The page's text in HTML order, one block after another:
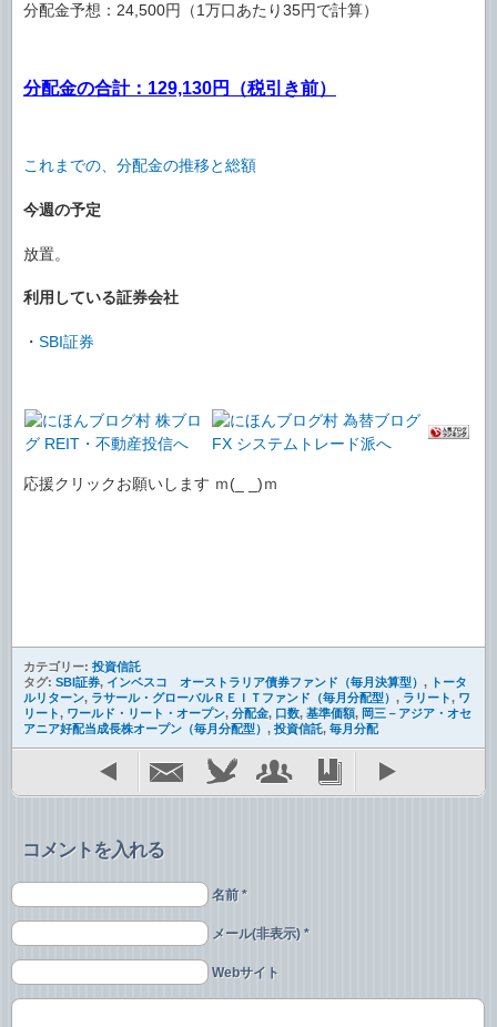
分配金予想：24,500円（1万口あたり35円で計算）
分配金の合計：129,130円（税引き前）
これまでの、分配金の推移と総額
今週の予定
放置。
利用している証券会社
・ SBI証券
応援クリックお願いします ｍ(_ _)ｍ
カテゴリー: 投資信託
タグ: SBI証券, インベスコ オーストラリア債券ファンド（毎月決算型） , トータ
ルリターン, ラサール・グローバルＲＥＩＴファンド（毎月分配型） , ラリート, ワ
リート, ワールド・リート・オープン, 分配金, 口数, 基準価額, 岡三－アジア・オセ
アニア好配当成長株オープン（毎月分配型） , 投資信託, 毎月分配
コメントを入れる
名前 *
メール(非表示) *
Webサイト